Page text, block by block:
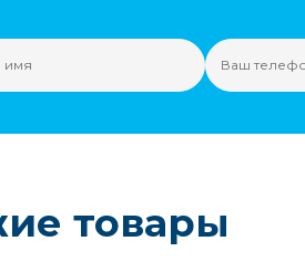
товары